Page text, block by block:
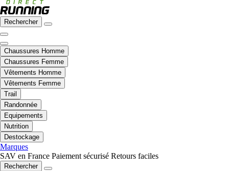
Rechercher
Chaussures Homme
Chaussures Femme
Vêtements Homme
Vêtements Femme
Trail
Randonnée
Equipements
Nutrition
Destockage
Marques
SAV en France Paiement sécurisé Retours faciles
Rechercher